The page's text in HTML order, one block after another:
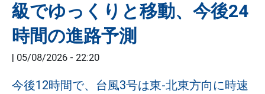
級でゆっくりと移動、今後24
時間の進路予測
| 05/08/2026 - 22:20
今後12時間で、台風3号は東-北東方向に時速